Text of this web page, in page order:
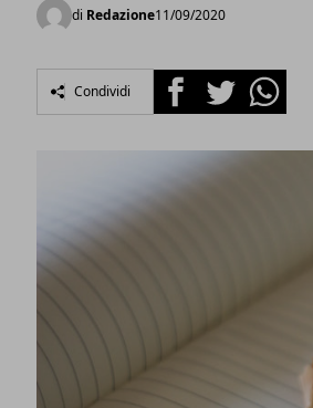
di Redazione11/09/2020
Condividi FacebookTwitterWhatsapp